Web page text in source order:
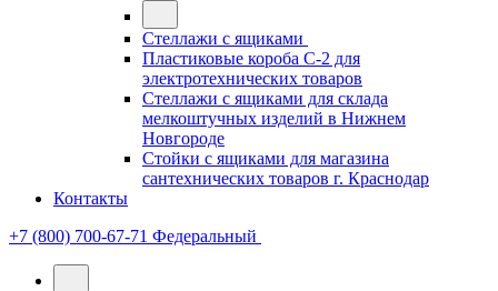
Стеллажи с ящиками
Пластиковые короба С-2 для
электротехнических товаров
Стеллажи с ящиками для склада
мелкоштучных изделий в Нижнем
Новгороде
Стойки с ящиками для магазина
сантехнических товаров г. Краснодар
Контакты
+7 (800) 700-67-71 Федеральный